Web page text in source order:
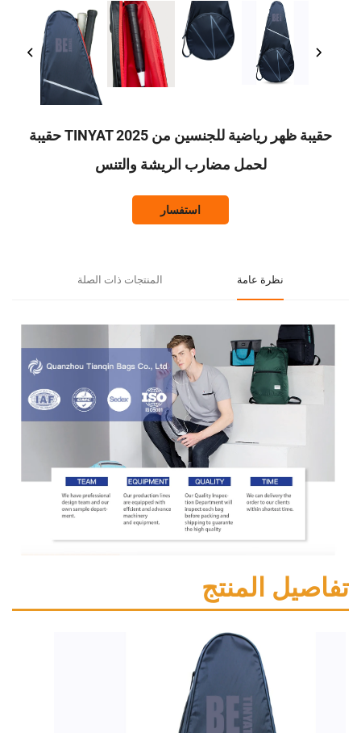
حقيبة ظهر رياضية للجنسين من TINYAT 2025 حقيبة
لحمل مضارب الريشة والتنس
المنتجات ذات الصلة
المنتج